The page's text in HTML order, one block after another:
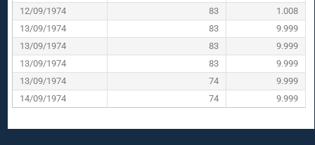
12/09/1974
83
1.008
13/09/1974
83
9.999
13/09/1974
83
9.999
13/09/1974
83
9.999
13/09/1974
74
9.999
14/09/1974
74 9.999